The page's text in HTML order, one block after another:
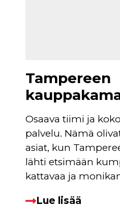
Tampereen
Osaava tiimi ja
palvelu. Nämä
asiat, kun
lähti etsimään
kattavaa ja
Lue lisää